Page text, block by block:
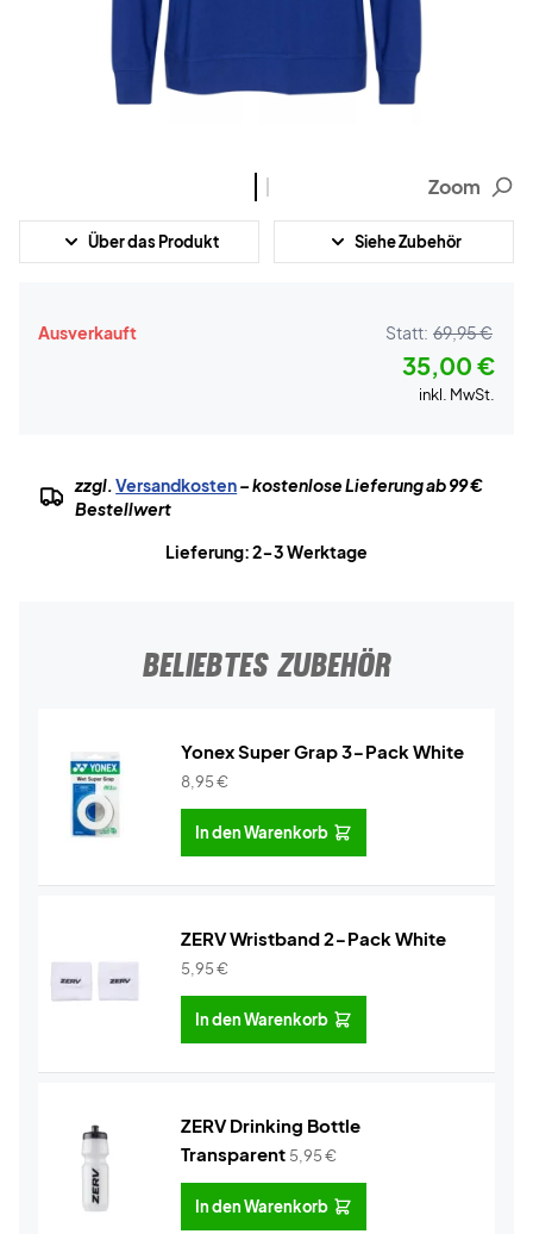
Zoom
Über das Produkt Siehe Zubehör
Ausverkauft Statt: 69,95 €
35,00 €
inkl. MwSt.
zzgl.Versandkosten– kostenlose Lieferung ab 99 €
Bestellwert
Lieferung: 2-3 Werktage
BELIEBTES ZUBEHÖR
Yonex Super Grap 3-Pack White
8,95€
In den Warenkorb
ZERV Wristband 2-Pack White
5,95€
In den Warenkorb
ZERV Drinking Bottle
Transparent 5,95€
In den Warenkorb